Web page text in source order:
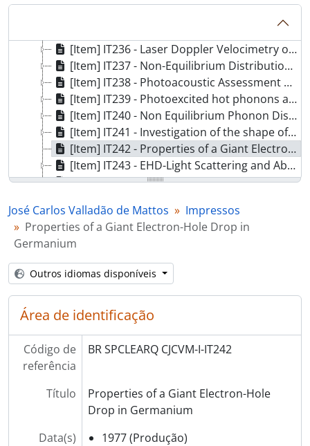
[Item] IT234 - Spatially resolved observation of carrier leakage
[Item] IT236 - Laser Doppler Velocimetry of Electron-Hole Drops in Germanium
[Item] IT237 - Non-Equilibrium Distribution of Polaritons Induced in Bulk GaAs by Absorption of Second Harmonic Photons
[Item] IT238 - Photoacoustic Assessment of Prospective Plant Productivity
[Item] IT239 - Photoexcited hot phonons and phonon lifetimes in GaAs
[Item] IT240 - Non Equilibrium Phonon Distribution and Electron-Phonon Coupling in Semiconductors
[Item] IT241 - Investigation of the shape of cloud of electron-hole droplets in germanium
[Item] IT242 - Properties of a Giant Electron-Hole Drop in Germanium
[Item] IT243 - EHD-Light Scattering and Absorption in an Inhomogeneous Stressed Germanium
[Item] IT244 - Interação Eletron-Fonon
[Item] IT246 - Electron-Hole Drop Velocities as a Probe in Germanium
José Carlos Valladão de Mattos
Impressos
Properties of a Giant Electron-Hole Drop in
Germanium
Outros idiomas disponíveis
Área de identificação
Código de
referência
BR SPCLEARQ CJCVM-I-IT242
Título
Properties of a Giant Electron-Hole
Drop in Germanium
Data(s)
1977 (Produção)